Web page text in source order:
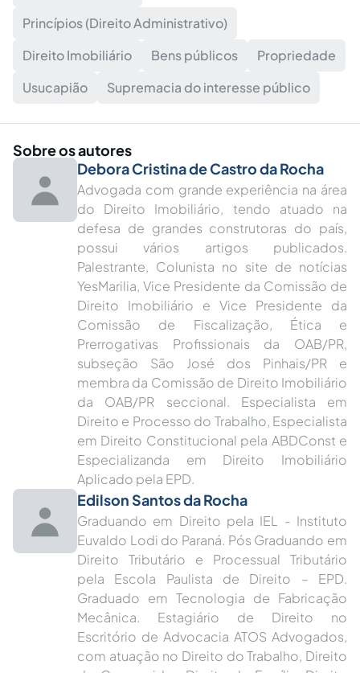
Princípios (Direito Administrativo)
Direito Imobiliário
Bens públicos
Propriedade
Usucapião
Supremacia do interesse público
Sobre os autores
Debora Cristina de Castro da Rocha
Advogada com grande experiência na área
do Direito Imobiliário, tendo atuado na
defesa de grandes construtoras do país,
possui vários artigos publicados.
Palestrante, Colunista no site de notícias
YesMarilia, Vice Presidente da Comissão de
Direito Imobiliário e Vice Presidente da
Comissão de Fiscalização, Ética e
Prerrogativas Profissionais da OAB/PR,
subseção São José dos Pinhais/PR e
membra da Comissão de Direito Imobiliário
da OAB/PR seccional. Especialista em
Direito e Processo do Trabalho, Especialista
em Direito Constitucional pela ABDConst e
Especializanda em Direito Imobiliário
Aplicado pela EPD.
Edilson Santos da Rocha
Graduando em Direito pela IEL - Instituto
Euvaldo Lodi do Paraná. Pós Graduando em
Direito Tributário e Processual Tributário
pela Escola Paulista de Direito – EPD.
Graduado em Tecnologia de Fabricação
Mecânica. Estagiário de Direito no
Escritório de Advocacia ATOS Advogados,
com atuação no Direito do Trabalho, Direito